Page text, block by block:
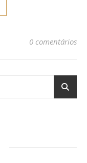
0 comentários